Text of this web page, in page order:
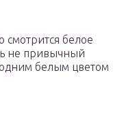
смотрится белое
не привычный
белым цветом